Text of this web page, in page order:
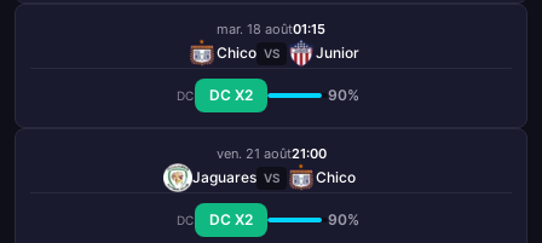
mar. 18 août01:15
Chico VS Junior
DC DC X2 90%
ven. 21 août21:00
Jaguares VS Chico
DC DC X2 90%